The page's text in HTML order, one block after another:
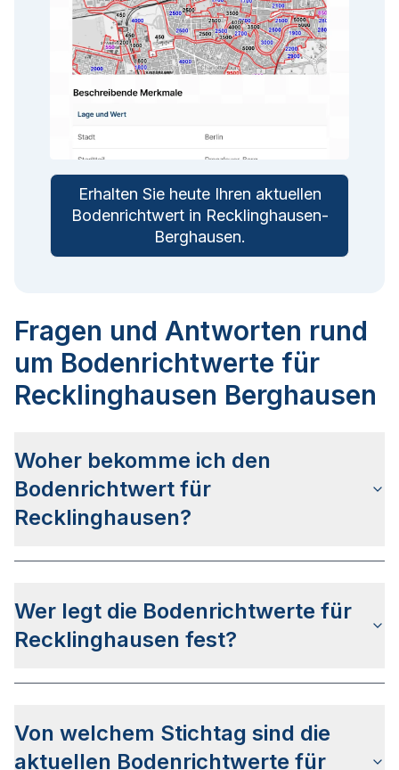
Erhalten Sie heute Ihren aktuellen
Bodenrichtwert in Recklinghausen-
Berghausen.
Fragen und Antworten rund
um Bodenrichtwerte für
Recklinghausen Berghausen
Woher bekomme ich den
Bodenrichtwert für
Recklinghausen?
Stadt- und Stadtteilseiten. Alternativ können Sie
beiBORIS NRWnach Ihrer Adresse suchen bzw.
beim Gutachterausschuss für Grundstückswerte in
der Stadt Recklinghausen anfragen.
Wer legt die Bodenrichtwerte für
Recklinghausen fest?
der Stadt Recklinghausenfestgelegt.
Der Ermittlungsbereich des Gutachterausschusses
Von welchem Stichtag sind die
aktuellen Bodenrichtwerte für